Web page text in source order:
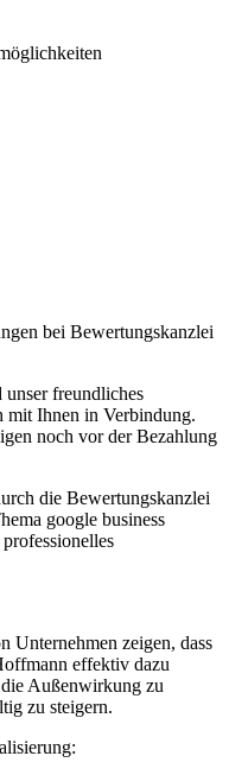
bei Bewertungskanzlei
unser freundliches
mit Ihnen in Verbindung.
noch vor der Bezahlung
die Bewertungskanzlei
google business
Unternehmen zeigen, dass
effektiv dazu
Außenwirkung zu
zu steigern.